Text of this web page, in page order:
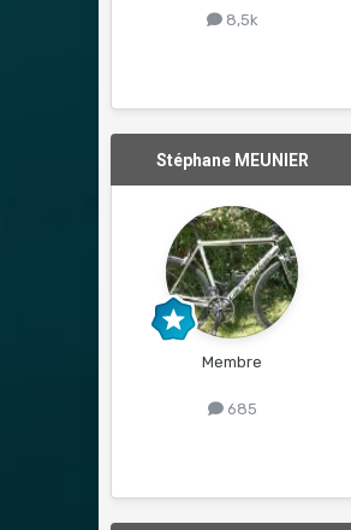
8,5k
Stéphane MEUNIER
Membre
685